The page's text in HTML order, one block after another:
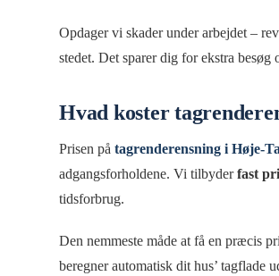
Opdager vi skader under arbejdet –
stedet. Det sparer dig for ekstra
Hvad koster
Prisen på tagrenderensning i Høje-
adgangsforholdene. Vi tilbyderfast
tidsforbrug.
Den nemmeste måde at få en præcis
beregner automatisk dit hus’ tagflade